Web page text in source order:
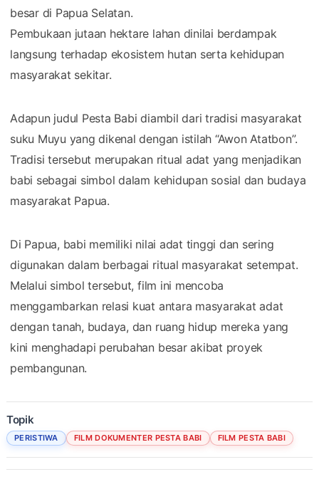
besar di Papua Selatan.
Pembukaan jutaan hektare lahan dinilai berdampak
langsung terhadap ekosistem hutan serta kehidupan
masyarakat sekitar.
Adapun judul Pesta Babi diambil dari tradisi masyarakat
suku Muyu yang dikenal dengan istilah “Awon Atatbon”.
Tradisi tersebut merupakan ritual adat yang menjadikan
babi sebagai simbol dalam kehidupan sosial dan budaya
masyarakat Papua.
Di Papua, babi memiliki nilai adat tinggi dan sering
digunakan dalam berbagai ritual masyarakat setempat.
Melalui simbol tersebut, film ini mencoba
menggambarkan relasi kuat antara masyarakat adat
dengan tanah, budaya, dan ruang hidup mereka yang
kini menghadapi perubahan besar akibat proyek
pembangunan.
Topik
PERISTIWA FILM DOKUMENTER PESTA BABI FILM PESTA BABI